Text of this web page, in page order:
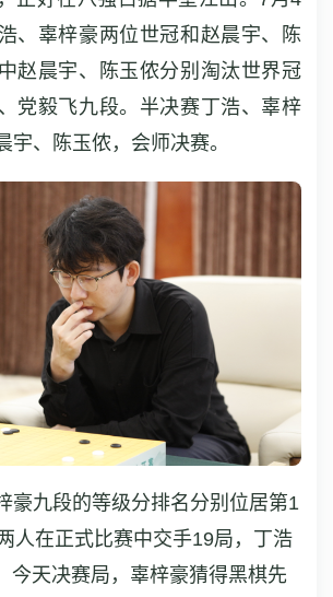
、辜梓豪两位世冠和赵晨宇、陈
赵晨宇、陈玉侬分别淘汰世界冠
党毅飞九段。半决赛丁浩、辜梓
宇、陈玉侬，会师决赛。
豪九段的等级分排名分别位居第1
人在正式比赛中交手19局，丁浩
今天决赛局，辜梓豪猜得黑棋先